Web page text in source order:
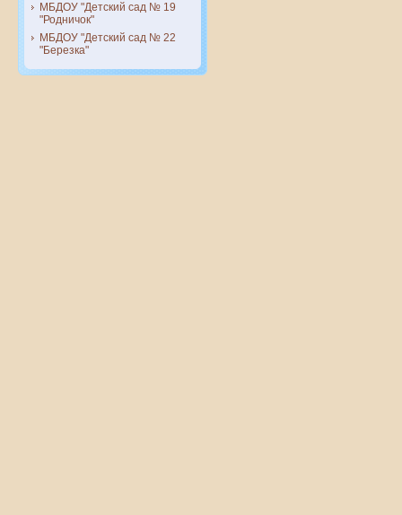
МБДОУ "Детский сад № 19
"Родничок"
МБДОУ "Детский сад № 22
"Березка"